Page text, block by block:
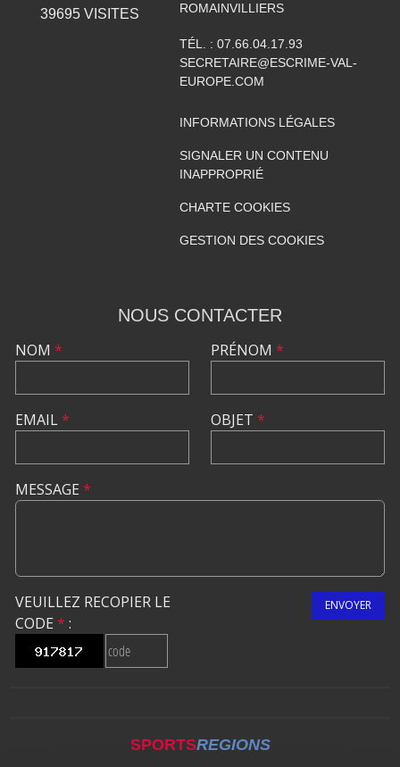
39695VISITES
ROMAINVILLIERS
TÉL. : 07.66.04.17.93
SECRETAIRE@ESCRIME-VAL-
EUROPE.COM
INFORMATIONS LÉGALES
SIGNALER UN CONTENU
INAPPROPRIÉ
CHARTE COOKIES
GESTION DES COOKIES
NOUS CONTACTER
NOM *
EMAIL*
PRÉNOM *
OBJET *
MESSAGE *
VEUILLEZ RECOPIER LE
CODE * :
ENVOYER
SPORTSREGIONS